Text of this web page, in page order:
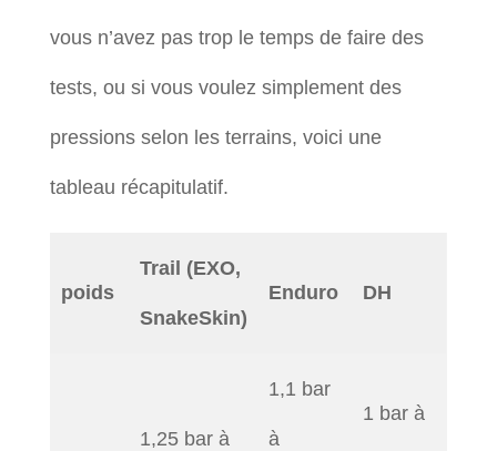
vous n’avez pas trop le temps de faire des
tests, ou si vous voulez simplement des
pressions selon les terrains, voici une
tableau récapitulatif.
poids
Trail (EXO,
SnakeSkin)
Enduro DH
1,25 bar à
1,1 bar
à
1 bar à